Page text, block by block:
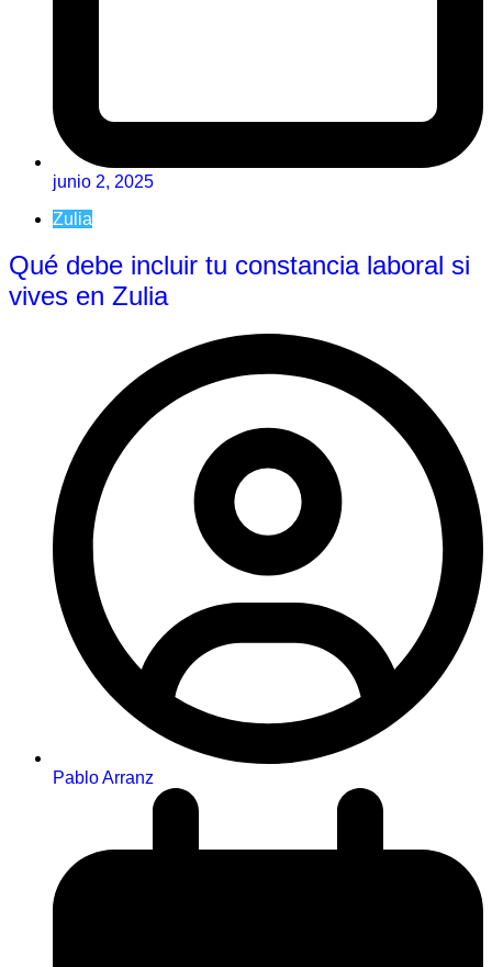
junio 2, 2025
Zulia
Qué debe incluir tu constancia laboral si
vives en Zulia
Pablo Arranz